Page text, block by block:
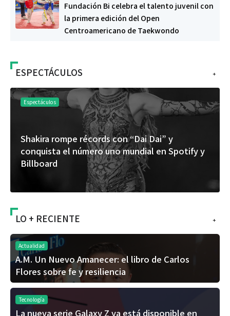
Fundación Bi celebra el talento juvenil con
la primera edición del Open
Centroamericano de Taekwondo
+
ESPECTÁCULOS
Espectáculos
Shakira rompe récords con “Dai Dai” y
conquista el número uno mundial en Spotify y
Billboard
+
LO + RECIENTE
Actualidad
A.M. Un Nuevo Amanecer: el libro de Carlos
Flores sobre fe y resiliencia
Tecnología
La nueva serie Galaxy Z ya está disponible en